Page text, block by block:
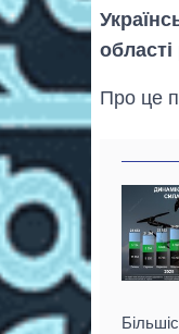
Про це